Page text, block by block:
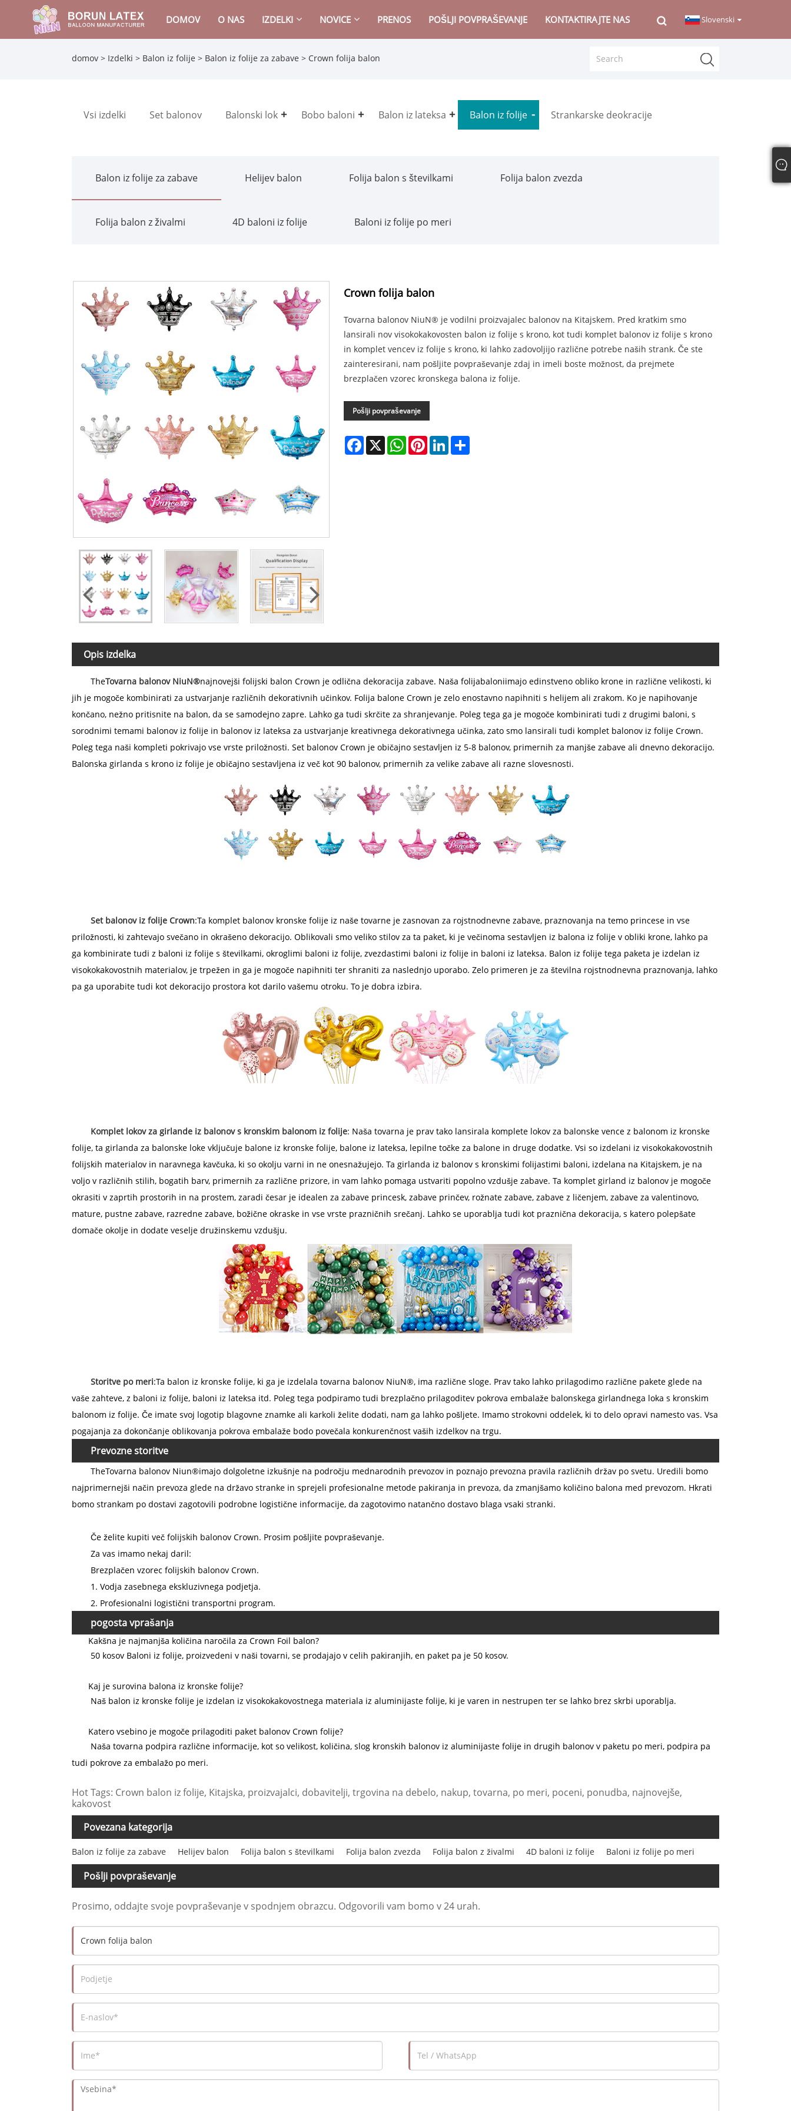
DOMOV O NAS IZDELKI NOVICE PRENOS POŠLJI POVPRAŠEVANJE KONTAKTIRAJTE NAS Slovenski
domov > Izdelki > Balon iz folije > Balon iz folije za zabave > Crown folija balon
Vsi izdelki Set balonov Balonski lok Bobo baloni Balon iz lateksa Balon iz folije Strankarske deokracije
Balon iz folije za zabave Helijev balon Folija balon s številkami Folija balon zvezda
Folija balon z živalmi 4D baloni iz folije Baloni iz folije po meri
Crown folija balon
Tovarna balonov NiuN® je vodilni proizvajalec balonov na Kitajskem. Pred kratkim smo
lansirali nov visokokakovosten balon iz folije s krono, kot tudi komplet balonov iz folije s krono
in komplet vencev iz folije s krono, ki lahko zadovoljijo različne potrebe naših strank. Če ste
zainteresirani, nam pošljite povpraševanje zdaj in imeli boste možnost, da prejmete
brezplačen vzorec kronskega balona iz folije.
Pošlji povpraševanje
Facebook
X WhatsAppPinterestLinkedIn
Opis izdelka
TheTovarna balonov NiuN®najnovejši folijski balon Crown je odlična dekoracija zabave. Naša folijabaloniimajo edinstveno obliko krone in različne velikosti, ki
jih je mogoče kombinirati za ustvarjanje različnih dekorativnih učinkov. Folija balone Crown je zelo enostavno napihniti s helijem ali zrakom. Ko je napihovanje
končano, nežno pritisnite na balon, da se samodejno zapre. Lahko ga tudi skrčite za shranjevanje. Poleg tega ga je mogoče kombinirati tudi z drugimi baloni, s
sorodnimi temami balonov iz folije in balonov iz lateksa za ustvarjanje kreativnega dekorativnega učinka, zato smo lansirali tudi komplet balonov iz folije Crown.
Poleg tega naši kompleti pokrivajo vse vrste priložnosti. Set balonov Crown je običajno sestavljen iz 5-8 balonov, primernih za manjše zabave ali dnevno dekoracijo.
Balonska girlanda s krono iz folije je običajno sestavljena iz več kot 90 balonov, primernih za velike zabave ali razne slovesnosti.
Set balonov iz folije Crown:Ta komplet balonov kronske folije iz naše tovarne je zasnovan za rojstnodnevne zabave, praznovanja na temo princese in vse
priložnosti, ki zahtevajo svečano in okrašeno dekoracijo. Oblikovali smo veliko stilov za ta paket, ki je večinoma sestavljen iz balona iz folije v obliki krone, lahko pa
ga kombinirate tudi z baloni iz folije s številkami, okroglimi baloni iz folije, zvezdastimi baloni iz folije in baloni iz lateksa. Balon iz folije tega paketa je izdelan iz
visokokakovostnih materialov, je trpežen in ga je mogoče napihniti ter shraniti za naslednjo uporabo. Zelo primeren je za številna rojstnodnevna praznovanja, lahko
pa ga uporabite tudi kot dekoracijo prostora kot darilo vašemu otroku. To je dobra izbira.
Komplet lokov za girlande iz balonov s kronskim balonom iz folije: Naša tovarna je prav tako lansirala komplete lokov za balonske vence z balonom iz kronske
folije, ta girlanda za balonske loke vključuje balone iz kronske folije, balone iz lateksa, lepilne točke za balone in druge dodatke. Vsi so izdelani iz visokokakovostnih
folijskih materialov in naravnega kavčuka, ki so okolju varni in ne onesnažujejo. Ta girlanda iz balonov s kronskimi folijastimi baloni, izdelana na Kitajskem, je na
voljo v različnih stilih, bogatih barv, primernih za različne prizore, in vam lahko pomaga ustvariti popolno vzdušje zabave. Ta komplet girland iz balonov je mogoče
okrasiti v zaprtih prostorih in na prostem, zaradi česar je idealen za zabave princesk, zabave prinčev, rožnate zabave, zabave z ličenjem, zabave za valentinovo,
mature, pustne zabave, razredne zabave, božične okraske in vse vrste prazničnih srečanj. Lahko se uporablja tudi kot praznična dekoracija, s katero polepšate
domače okolje in dodate veselje družinskemu vzdušju.
Storitve po meri:Ta balon iz kronske folije, ki ga je izdelala tovarna balonov NiuN®, ima različne sloge. Prav tako lahko prilagodimo različne pakete glede na
vaše zahteve, z baloni iz folije, baloni iz lateksa itd. Poleg tega podpiramo tudi brezplačno prilagoditev pokrova embalaže balonskega girlandnega loka s kronskim
balonom iz folije. Če imate svoj logotip blagovne znamke ali karkoli želite dodati, nam ga lahko pošljete. Imamo strokovni oddelek, ki to delo opravi namesto vas. Vsa
pogajanja za dokončanje oblikovanja pokrova embalaže bodo povečala konkurenčnost vaših izdelkov na trgu.
Prevozne storitve
TheTovarna balonov Niun®imajo dolgoletne izkušnje na področju mednarodnih prevozov in poznajo prevozna pravila različnih držav po svetu. Uredili bomo
najprimernejši način prevoza glede na državo stranke in sprejeli profesionalne metode pakiranja in prevoza, da zmanjšamo količino balona med prevozom. Hkrati
bomo strankam po dostavi zagotovili podrobne logistične informacije, da zagotovimo natančno dostavo blaga vsaki stranki.
Če želite kupiti več folijskih balonov Crown. Prosim pošljite povpraševanje.
Za vas imamo nekaj daril:
Brezplačen vzorec folijskih balonov Crown.
1. Vodja zasebnega ekskluzivnega podjetja.
2. Profesionalni logistični transportni program.
pogosta vprašanja
Kakšna je najmanjša količina naročila za Crown Foil balon?
50 kosov Baloni iz folije, proizvedeni v naši tovarni, se prodajajo v celih pakiranjih, en paket pa je 50 kosov.
Kaj je surovina balona iz kronske folije?
Naš balon iz kronske folije je izdelan iz visokokakovostnega materiala iz aluminijaste folije, ki je varen in nestrupen ter se lahko brez skrbi uporablja.
Katero vsebino je mogoče prilagoditi paket balonov Crown folije?
Naša tovarna podpira različne informacije, kot so velikost, količina, slog kronskih balonov iz aluminijaste folije in drugih balonov v paketu po meri, podpira pa
tudi pokrove za embalažo po meri.
Hot Tags: Crown balon iz folije, Kitajska, proizvajalci, dobavitelji, trgovina na debelo, nakup, tovarna, po meri, poceni, ponudba, najnovejše,
kakovost
Povezana kategorija
Balon iz folije za zabave Helijev balon Folija balon s številkami Folija balon zvezda Folija balon z živalmi 4D baloni iz folije Baloni iz folije po meri
Pošlji povpraševanje
Prosimo, oddajte svoje povpraševanje v spodnjem obrazcu. Odgovorili vam bomo v 24 urah.